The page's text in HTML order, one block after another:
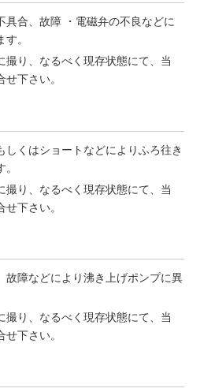
具合、故障 ・電磁弁の不良などに
。
撮り、なるべく現存状態にて、当
下さい。
しくはショートなどによりふろ往き
撮り、なるべく現存状態にて、当
下さい。
故障などにより沸き上げポンプに異
撮り、なるべく現存状態にて、当
下さい。